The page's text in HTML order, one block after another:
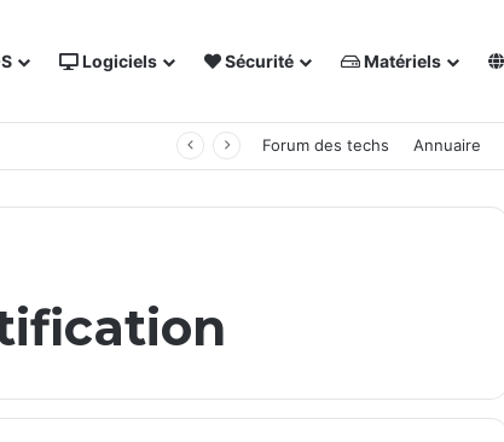
Logiciels Sécurité Matériels
Forum des techs Annuaire